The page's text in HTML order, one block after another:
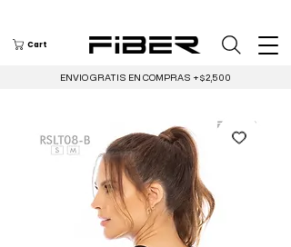
Cart
ENVIO GRATIS EN COMPRAS +$2,500